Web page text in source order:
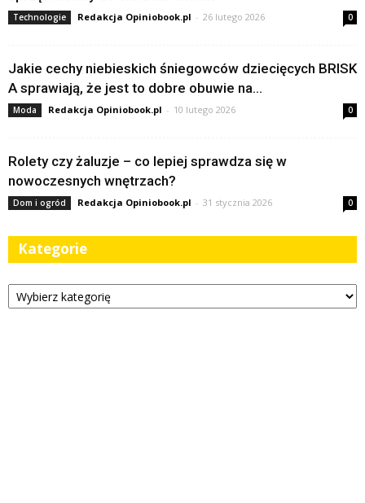
Technologie Redakcja Opiniobook.pl - 26 lutego 2026 0
Jakie cechy niebieskich śniegowców dziecięcych BRISK
A sprawiają, że jest to dobre obuwie na...
Moda Redakcja Opiniobook.pl - 10 lutego 2026 0
Rolety czy żaluzje – co lepiej sprawdza się w
nowoczesnych wnętrzach?
Dom i ogród Redakcja Opiniobook.pl - 31 stycznia 2026 0
Kategorie
Kategorie